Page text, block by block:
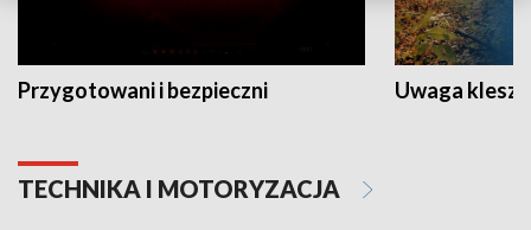
Przygotowani i bezpieczni Uwaga
TECHNIKA I MOTORYZACJA